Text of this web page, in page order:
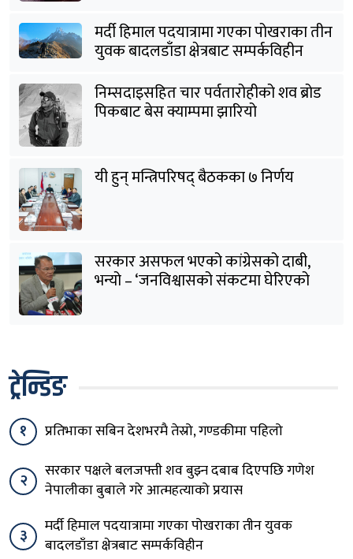
मर्दी हिमाल पदयात्रामा गएका पोखराका तीन
युवक बादलडाँडा क्षेत्रबाट सम्पर्कविहीन
निम्सदाइसहित चार पर्वतारोहीको शव ब्रोड
पिकबाट बेस क्याम्पमा झारियो
यी हुन् मन्त्रिपरिषद् बैठकका ७ निर्णय
सरकार असफल भएको कांग्रेसको दाबी,
भन्यो – ‘जनविश्वासको संकटमा घेरिएको
ट्रेन्डिङ
१ प्रतिभाका सबिन देशभरमै तेस्रो, गण्डकीमा पहिलो
२
सरकार पक्षले बलजफ्ती शव बुझ्न दबाब दिएपछि गणेश
नेपालीका बुबाले गरे आत्महत्याको प्रयास
३
मर्दी हिमाल पदयात्रामा गएका पोखराका तीन युवक
बादलडाँडा क्षेत्रबाट सम्पर्कविहीन